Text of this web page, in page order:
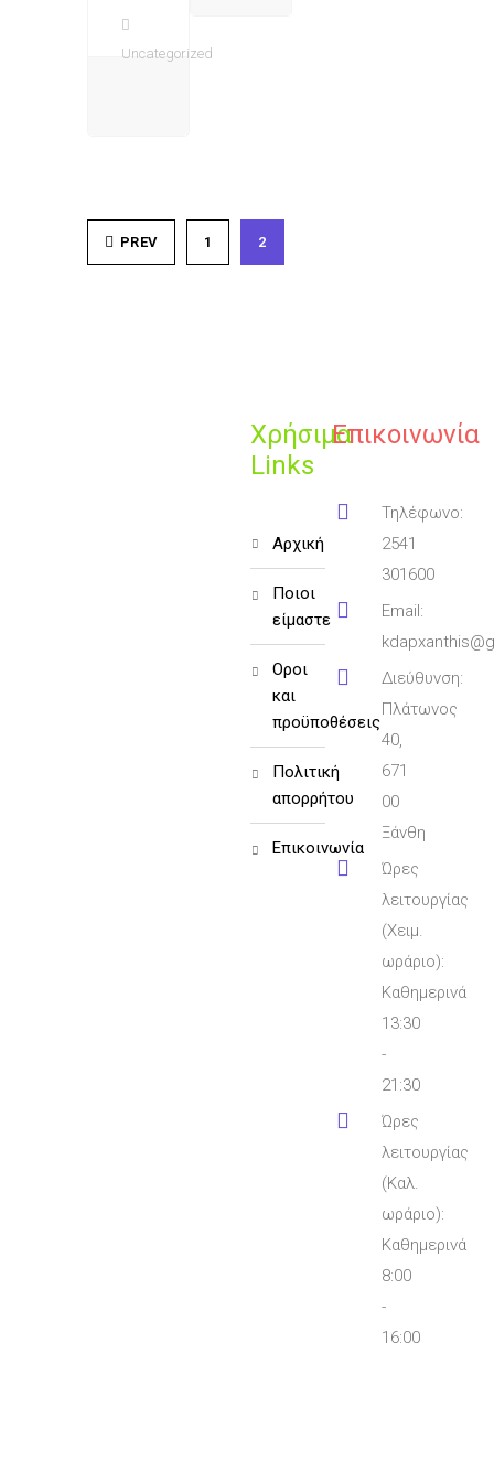
Uncategorized
PREV 1 2
Χρήσιμα
Links
αρχική
ποιοι
είμαστε
όροι
και
προϋποθέσεις
πολιτική
απορρήτου
επικοινωνία
Επικοινωνία
Τηλέφωνο:
2541
301600
Email:
Διεύθυνση:
Πλάτωνος
40,
671
00
Ξάνθη
Ώρες
λειτουργίας
(Χειμ.
ωράριο):
Καθημερινά
13:30
-
21:30
Ώρες
λειτουργίας
(Καλ.
ωράριο):
Καθημερινά
8:00
-
16:00